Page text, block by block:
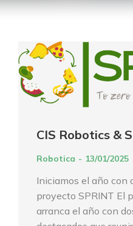
CIS Robotics &
Robotica 13/01/2025
Iniciamos el año con
proyecto SPRINT El
arranca el año con